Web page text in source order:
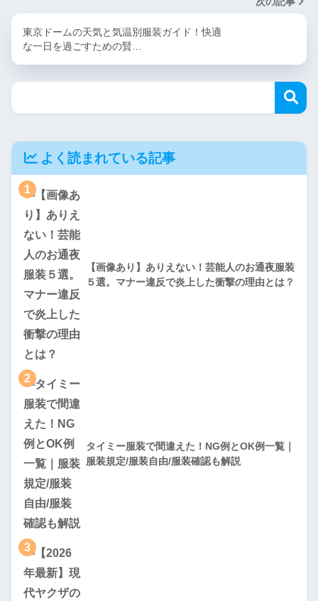
東京ドームの天気と気温別服装ガイド！快適
な一日を過ごすための賢…
よく読まれている記事
1
【画像あり】ありえない！芸能人のお通夜服装
５選。マナー違反で炎上した衝撃の理由とは？
2
タイミー服装で間違えた！NG例とOK例一覧｜
服装規定/服装自由/服装確認も解説
3